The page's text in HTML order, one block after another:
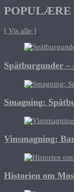
[ Vis alle ]
Spätburgunder –
Smagning:
Vinsmagning:
Historien om